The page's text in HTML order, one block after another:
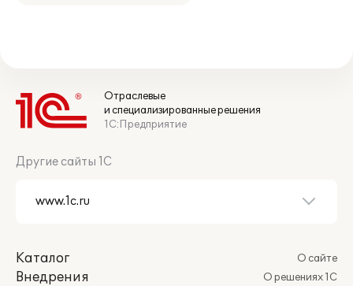
Отраслевые
и специализированные решения
1С:Предприятие
Другие сайты 1С
Каталог
Внедрения
О сайте
О решениях 1С